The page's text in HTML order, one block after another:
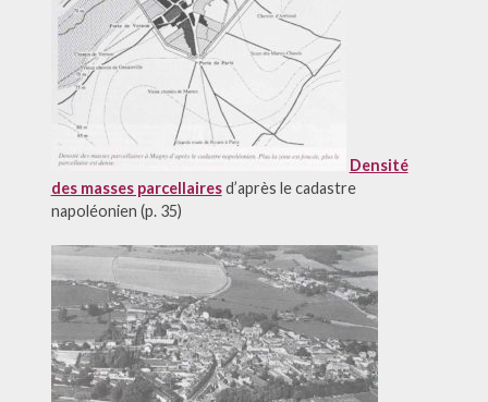
Densité
des masses parcellairesd’après le cadastre
napoléonien (p. 35)